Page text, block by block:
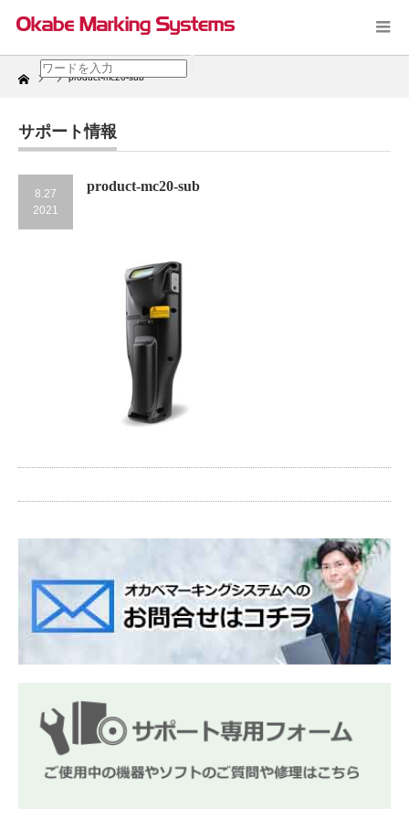
Home product-mc20-sub
サポート情報
8.27
2021
product-mc20-sub